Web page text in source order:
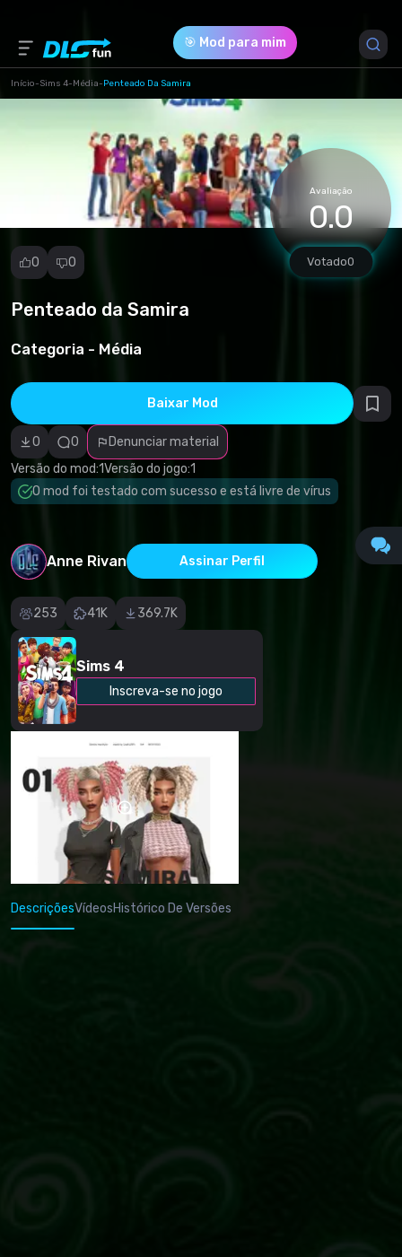
🎯 Mod para mim
Início-Sims 4-Média-Penteado Da Samira
Avaliação
0.0
Votado0
0 0
Penteado da Samira
Categoria - Média
Baixar Mod
0 0
Denunciar material
Versão do mod:1Versão do jogo:1
O mod foi testado com sucesso e está livre de vírus
Anne Rivan Assinar Perfil
253 41K 369.7K
Sims 4
Inscreva-se no jogo
Denunciar
incorreta
Software
malicioso/vírus
Conteúdo não
funcional
Descrição
DescriçõesVídeosHistórico De Versões
Versão do Jogo *
1 (sims4pack_11195-ZHenskaya-pricheska-Samira-
Hairstyle.package)
Download (70.27 Mb)